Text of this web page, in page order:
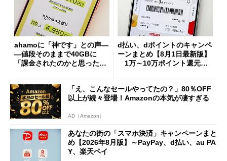
ahamoに「神です」との声―
―値段そのままで40GBに
「課金されたのかと思った」
d払い、dポイントのキャンペ
ーンまとめ【8月1日最新版】
1万～10万ポイント還元の
「え、こんなセールやってたの？」80％OFF
以上が続々登場！Amazonの本気が凄すぎる
AD（Amazon）
あなたの街の「スマホ決済」キャンペーンまと
め【2026年8月版】～PayPay、d払い、au PA
Y、楽天ペイ